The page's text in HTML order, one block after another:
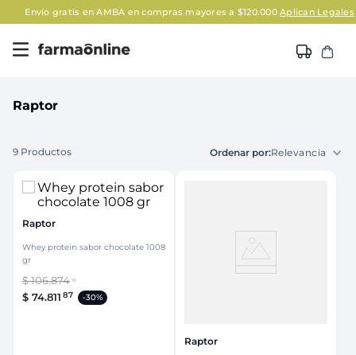
Envío gratis en AMBA en compras mayores a $120.000Aplican Legales
Raptor
9 Productos Relevancia
Raptor
Whey protein sabor chocolate 1008
gr
$106.874 10
$ 74.811 87 -30%
Raptor